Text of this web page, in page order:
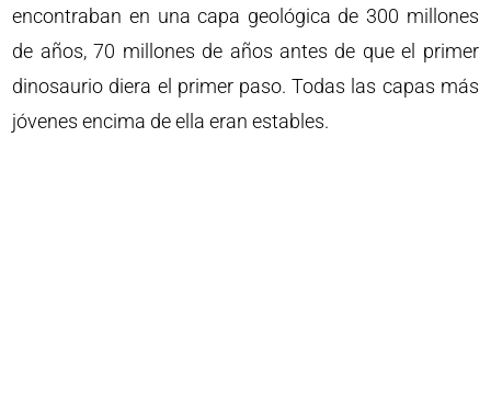
encontraban en una capa geológica de 300 millones
de años, 70 millones de años antes de que el primer
dinosaurio diera el primer paso. Todas las capas más
jóvenes encima de ella eran estables.